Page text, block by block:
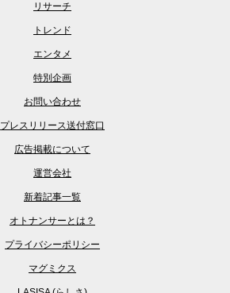
リサーチ
トレンド
エンタメ
特別企画
お問い合わせ
プレスリリース送付窓口
広告掲載について
運営会社
新着記事一覧
オトナンサーとは？
プライバシーポリシー
マグミクス